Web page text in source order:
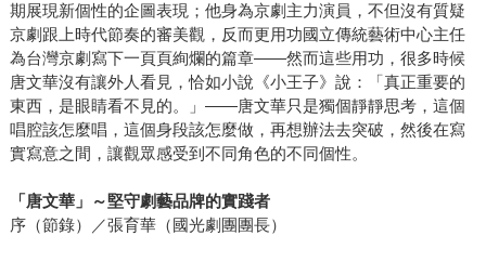
期展現新個性的企圖表現；他身為京劇主力演員，不但沒有質疑
京劇跟上時代節奏的審美觀，反而更用功國立傳統藝術中心主任
為台灣京劇寫下一頁頁絢爛的篇章——然而這些用功，很多時候
唐文華沒有讓外人看見，恰如小說《小王子》說：「真正重要的
東西，是眼睛看不見的。」——唐文華只是獨個靜靜思考，這個
唱腔該怎麼唱，這個身段該怎麼做，再想辦法去突破，然後在寫
實寫意之間，讓觀眾感受到不同角色的不同個性。
「唐文華」～堅守劇藝品牌的實踐者
序（節錄）／張育華（國光劇團團長）